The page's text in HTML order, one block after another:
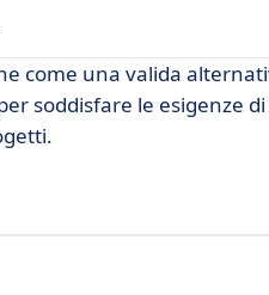
come una valida
soddisfare le esigenze